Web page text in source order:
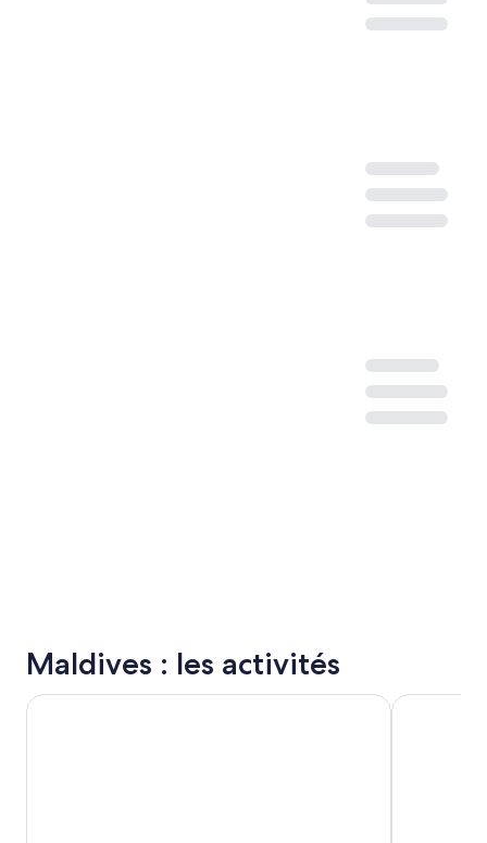
Maldives : les activités
Croisière avec les dauphins à Huraa Excursion